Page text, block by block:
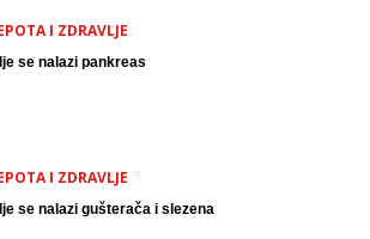
I ZDRAVLJE
se nalazi pankreas
I ZDRAVLJE
se nalazi gušterača i slezena